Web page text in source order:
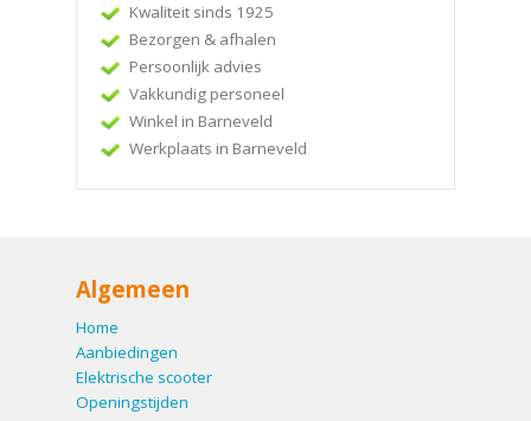
Kwaliteit sinds 1925
Bezorgen & afhalen
Persoonlijk advies
Vakkundig personeel
Winkel in Barneveld
Werkplaats in Barneveld
Algemeen
Home
Aanbiedingen
Elektrische scooter
Openingstijden